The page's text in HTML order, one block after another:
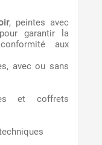
, peintes avec
garantir la
aux
avec ou sans
et coffrets